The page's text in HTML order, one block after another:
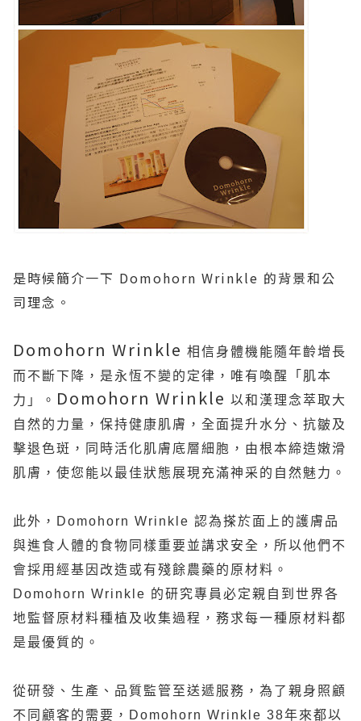
是時候簡介一下 Domohorn Wrinkle 的背景和公
司理念。
Domohorn Wrinkle 相信身體機能隨年齡增長
而不斷下降，是永恆不變的定律，唯有喚醒「肌本
力」。 Domohorn Wrinkle 以和漢理念萃取大
自然的力量，保持健康肌膚，全面提升水分、抗皺及
擊退色斑，同時活化肌膚底層細胞，由根本締造嫩滑
肌膚，使您能以最佳狀態展現充滿神采的自然魅力。
此外， Domohorn Wrinkle 認為搽於面上的護膚品
與進食人體的食物同樣重要並講求安全，所以他們不
會採用經基因改造或有殘餘農藥的原材料。
Domohorn Wrinkle 的研究專員必定親自到世界各
地監督原材料種植及收集過程，務求每一種原材料都
是最優質的。
從研發、生產、品質監管至送遞服務，為了親身照顧
不同顧客的需要， Domohorn Wrinkle 38年來都以